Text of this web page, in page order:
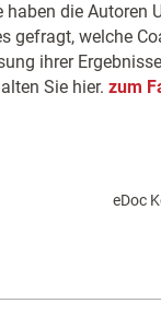
die Autoren
gefragt, welche
ihrer
Sie hier. zum
eDoc